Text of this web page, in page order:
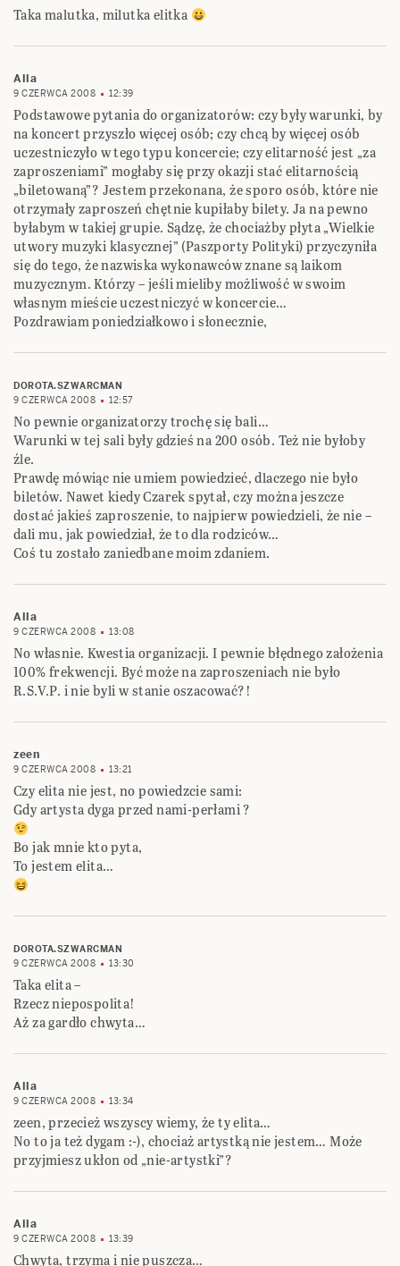
Taka malutka, milutka elitka
Alla
9 CZERWCA 2008 12:39
Podstawowe pytania do organizatorów: czy były warunki, by
na koncert przyszło więcej osób; czy chcą by więcej osób
uczestniczyło w tego typu koncercie; czy elitarność jest „za
zaproszeniami” mogłaby się przy okazji stać elitarnością
„biletowaną”? Jestem przekonana, że sporo osób, które nie
otrzymały zaproszeń chętnie kupiłaby bilety. Ja na pewno
byłabym w takiej grupie. Sądzę, że chociażby płyta „Wielkie
utwory muzyki klasycznej” (Paszporty Polityki) przyczyniła
się do tego, że nazwiska wykonawców znane są laikom
muzycznym. Którzy – jeśli mieliby możliwość w swoim
własnym mieście uczestniczyć w koncercie…
Pozdrawiam poniedziałkowo i słonecznie,
DOROTA.SZWARCMAN
9 CZERWCA 2008
12:57
No pewnie organizatorzy trochę się bali…
Warunki w tej sali były gdzieś na 200 osób. Też nie byłoby
źle.
Prawdę mówiąc nie umiem powiedzieć, dlaczego nie było
biletów. Nawet kiedy Czarek spytał, czy można jeszcze
dostać jakieś zaproszenie, to najpierw powiedzieli, że nie –
dali mu, jak powiedział, że to dla rodziców…
Coś tu zostało zaniedbane moim zdaniem.
Alla
9 CZERWCA 2008 13:08
No własnie. Kwestia organizacji. I pewnie błędnego założenia
100% frekwencji. Być może na zaproszeniach nie było
R.S.V.P. i nie byli w stanie oszacować?!
zeen
9 CZERWCA 2008 13:21
Czy elita nie jest, no powiedzcie sami:
Gdy artysta dyga przed nami-perłami ?
Bo jak mnie kto pyta,
To jestem elita…
DOROTA.SZWARCMAN
9 CZERWCA 2008
13:30
Taka elita –
Rzecz niepospolita!
Aż za gardło chwyta…
Alla
9 CZERWCA 2008 13:34
zeen, przecież wszyscy wiemy, że ty elita…
No to ja też dygam :-), chociaż artystką nie jestem… Może
przyjmiesz ukłon od „nie-artystki”?
Alla
9 CZERWCA 2008 13:39
Chwyta, trzyma i nie puszcza…